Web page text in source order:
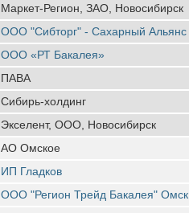
Маркет-Регион, ЗАО, Новосибирск
ООО "Сибторг" - Сахарный Альянс
ООО «РТ Бакалея»
ПАВА
Сибирь-холдинг
Экселент, ООО, Новосибирск
АО Омское
ИП Гладков
ООО "Регион Трейд Бакалея" Омск